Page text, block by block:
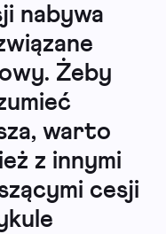
nabywa
Żeby
warto
z innymi
cesji